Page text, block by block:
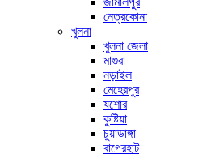
নেত্রকোনা
খুলনা
খুলনা জেলা
মাগুরা
নড়াইল
মেহেরপুর
যশোর
কুষ্টিয়া
চুয়াডাঙ্গা
বাগেরহাট